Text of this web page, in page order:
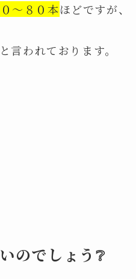
～８０本ほどですが、
言われております。
のでしょう❔